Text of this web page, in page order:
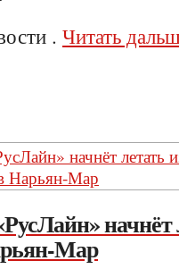
. Читать
начнёт
Мар